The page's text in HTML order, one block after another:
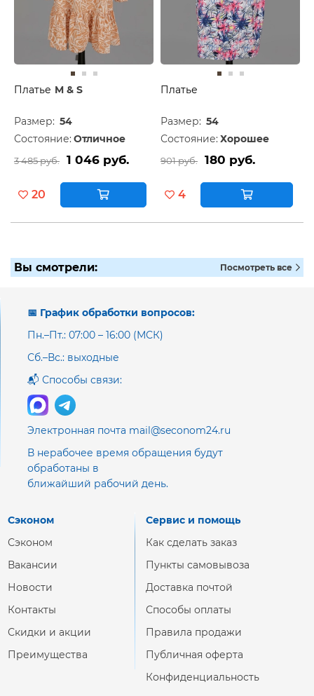
Платье M & S
Размер: 54
Состояние: Отличное
3 485 руб. 1 046 руб.
20
Платье
Размер: 54
Состояние: Хорошее
901 руб. 180 руб.
4
Вы смотрели: Посмотреть все
📅 График обработки вопросов:
Пн.–Пт.: 07:00 – 16:00 (МСК)
Сб.–Вс.: выходные
📬 Способы связи:
Электронная почта mail@seconom24.ru
В нерабочее время обращения будут
обработаны в
ближайший рабочий день.
Сэконом
Сэконом
Вакансии
Новости
Контакты
Скидки и акции
Преимущества
Сервис и помощь
Как сделать заказ
Пункты самовывоза
Доставка почтой
Способы оплаты
Правила продажи
Публичная оферта
Конфиденциальность